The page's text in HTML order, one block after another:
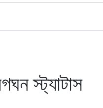
স্ট্যাটাস